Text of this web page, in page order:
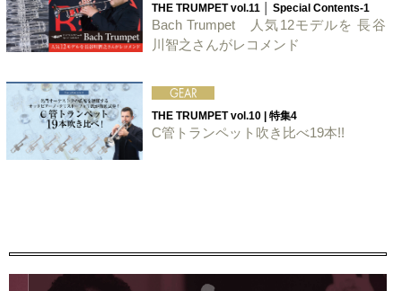
THE TRUMPET vol.11 │ Special Contents-1
Bach Trumpet 人気12モデルを 長谷
川智之さんがレコメンド
THE TRUMPET vol.10 | 特集4
C管トランペット吹き比べ19本!!